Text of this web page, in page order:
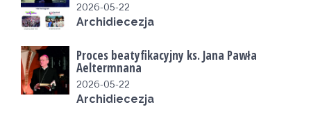
2026-05-22
Archidiecezja
Proces beatyfikacyjny ks. Jana Pawła
Aeltermnana
2026-05-22
Archidiecezja